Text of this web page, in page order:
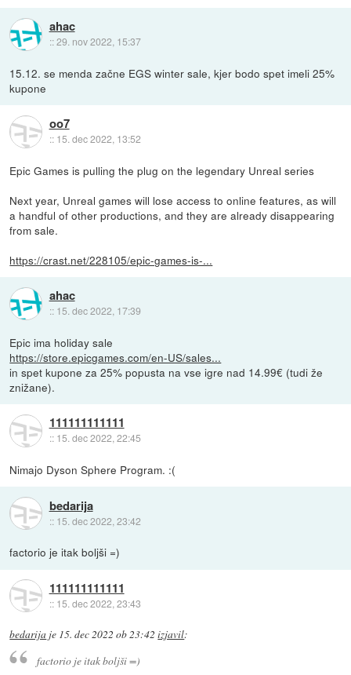
ahac
::29. nov 2022, 15:37
15.12. se menda začne EGS winter sale, kjer bodo spet imeli 25%
kupone
oo7
:: 15. dec 2022, 13:52
Epic Games is pulling the plug on the legendary Unreal series
Next year, Unreal games will lose access to online features, as will
a handful of other productions, and they are already disappearing
from sale.
https://crast.net/228105/epic-games-is-...
ahac
:: 15. dec 2022, 17:39
Epic ima holiday sale
https://store.epicgames.com/en-US/sales...
in spet kupone za 25% popusta na vse igre nad 14.99€ (tudi že
znižane).
111111111111
:: 15. dec 2022, 22:45
Nimajo Dyson Sphere Program. :(
bedarija
:: 15. dec 2022, 23:42
factorio je itak boljši =)
111111111111
:: 15. dec 2022, 23:43
bedarija je 15. dec 2022 ob 23:42 izjavil:
factorio je itak boljši =)